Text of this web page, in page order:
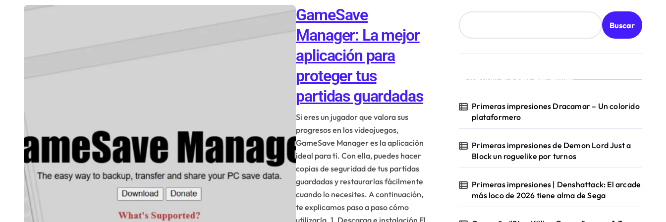
GameSave
Manager: La mejor
aplicación para
proteger tus
partidas guardadas
Si eres un jugador que valora sus
progresos en los videojuegos,
GameSave Manager es la aplicación
ideal para ti. Con ella, puedes hacer
copias de seguridad de tus partidas
guardadas y restaurarlas fácilmente
cuando lo necesites. A continuación,
te explicamos paso a paso cómo
Buscar
Publicaciones Recientes
Primeras impresiones Dracamar – Un colorido
plataformero
Primeras impresiones de Demon Lord Just a
Block un roguelike por turnos
Primeras impresiones | Denshattack: El arcade
más loco de 2026 tiene alma de Sega